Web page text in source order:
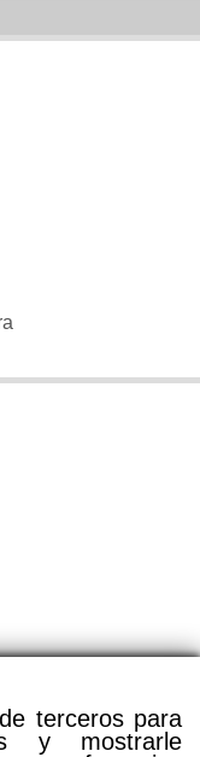
terceros para
y mostrarle